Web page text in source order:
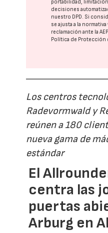
portabilidad,
decisiones
nuestro DPD. Si
se ajusta a la
reclamación ante la
Política de Protección
Los centros
Radevormwald y
reúnen a 180
nueva gama de
estándar
El
centra las
puertas
Arburg en